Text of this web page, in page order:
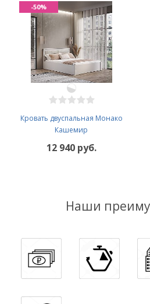
Кровать двуспальная Монако
Кашемир
12 940 руб.
-50%
Наши